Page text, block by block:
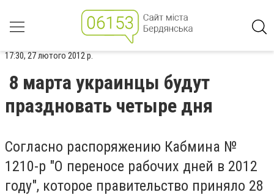
17:30, 27 лютого 2012 р.
8 марта украинцы будут
праздновать четыре дня
Согласно распоряжению Кабмина №
1210-р "О переносе рабочих дней в 2012
году", которое правительство приняло 28